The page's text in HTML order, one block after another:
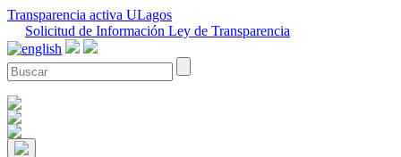
Transparencia activa ULagos
Solicitud de Información Ley de Transparencia